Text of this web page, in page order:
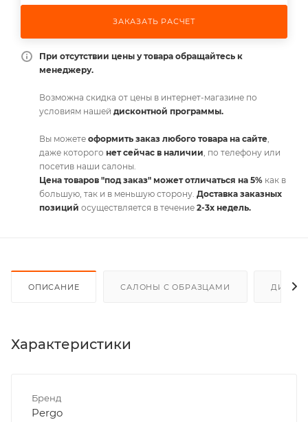
ЗАКАЗАТЬ РАСЧЕТ
При отсутствии цены у товара обращайтесь к
менеджеру.
Возможна скидка от цены в интернет-магазине по
условиям нашей дисконтной программы.
Вы можете оформить заказ любого товара на сайте,
даже которого нет сейчас в наличии, по телефону или
посетив наши салоны.
Цена товаров "под заказ" может отличаться на 5% как в
большую, так и в меньшую сторону. Доставка заказных
позиций осуществляется в течение 2-3х недель.
ОПИСАНИЕ САЛОНЫ С ОБРАЗЦАМИ
Характеристики
Бренд
Pergo